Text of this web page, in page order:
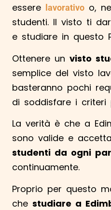
essere
lavorativo o,
studenti. Il visto ti
e studiare in questo
Ottenere un visto
semplice del visto
basteranno pochi
di soddisfare i criteri
La verità è che a
sono valide e
studenti da ogni
continuamente.
Proprio per questo
che studiare a